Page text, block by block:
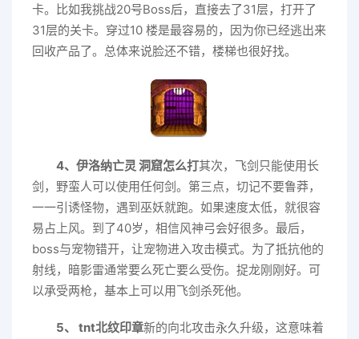
卡。比如我挑战20号Boss后，直接去了31层，打开了
31层的关卡。穿过10 楼是最容易的，因为你已经逃出来
回收产品了。总体来说脸还不错，楼梯也很好找。
4、伊洛纳亡灵 洞窟怎么打其次，飞剑只能使用长
剑，野蛮人可以使用任何剑。第三点，切记不要鲁莽，
一一引诱怪物，遇到巫妖就跑。如果速度太低，就很容
易占上风。到了40岁，相信风神弓会好很多。最后，
boss与宠物错开，让宠物进入攻击模式。为了抵抗他的
射线，暗影雷通常要么死亡要么受伤。捉龙刚刚好。可
以承受两枪，基本上可以用飞剑杀死他。
5、 tnt北纹印章新的向北攻击永久升级，这意味着